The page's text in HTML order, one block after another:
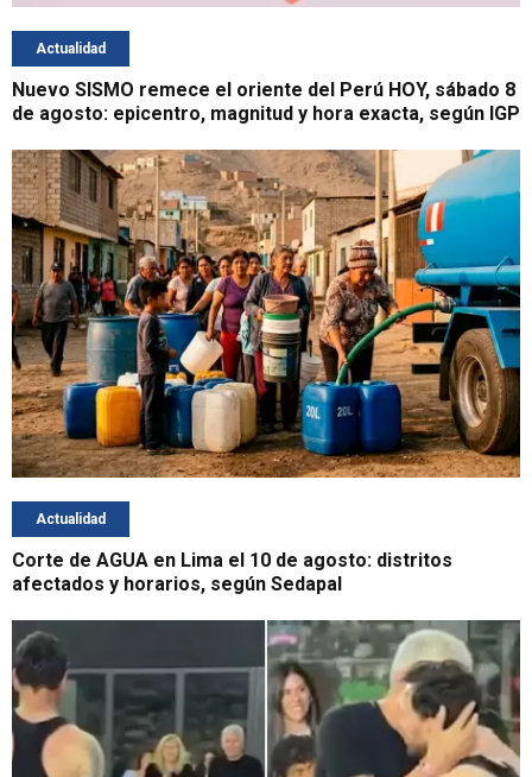
Actualidad
Nuevo SISMO remece el oriente del Perú HOY, sábado 8
de agosto: epicentro, magnitud y hora exacta, según IGP
Actualidad
Corte de AGUA en Lima el 10 de agosto: distritos
afectados y horarios, según Sedapal